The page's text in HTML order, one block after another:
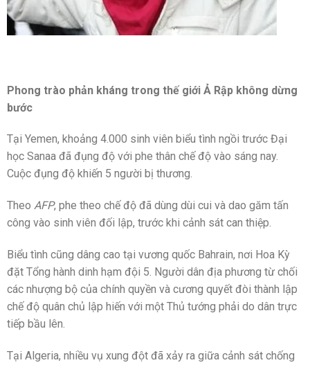
Phong trào phản kháng trong thế giới Ả Rập không dừng
bước
Tại Yemen, khoảng 4.000 sinh viên biểu tình ngồi trước Đại
học Sanaa đã đụng độ với phe thân chế độ vào sáng nay.
Cuộc đụng độ khiến 5 người bị thương.
Theo AFP, phe theo chế độ đã dùng dùi cui và dao găm tấn
công vào sinh viên đối lập, trước khi cảnh sát can thiệp.
Biểu tình cũng dâng cao tại vương quốc Bahrain, nơi Hoa Kỳ
đặt Tổng hành dinh hạm đội 5. Người dân địa phương từ chối
các nhượng bộ của chính quyền và cương quyết đòi thành lập
chế độ quân chủ lập hiến với một Thủ tướng phải do dân trực
tiếp bầu lên.
Tại Algeria, nhiều vụ xung đột đã xảy ra giữa cảnh sát chống